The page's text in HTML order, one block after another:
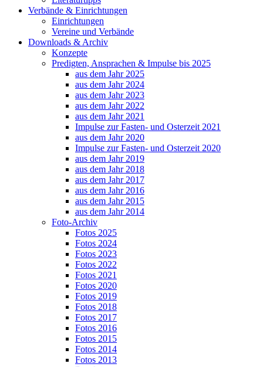
Verbände & Einrichtungen
Einrichtungen
Vereine und Verbände
Downloads & Archiv
Konzepte
Predigten, Ansprachen & Impulse bis 2025
aus dem Jahr 2025
aus dem Jahr 2024
aus dem Jahr 2023
aus dem Jahr 2022
aus dem Jahr 2021
Impulse zur Fasten- und Osterzeit 2021
aus dem Jahr 2020
Impulse zur Fasten- und Osterzeit 2020
aus dem Jahr 2019
aus dem Jahr 2018
aus dem Jahr 2017
aus dem Jahr 2016
aus dem Jahr 2015
aus dem Jahr 2014
Foto-Archiv
Fotos 2025
Fotos 2024
Fotos 2023
Fotos 2022
Fotos 2021
Fotos 2020
Fotos 2019
Fotos 2018
Fotos 2017
Fotos 2016
Fotos 2015
Fotos 2014
Fotos 2013